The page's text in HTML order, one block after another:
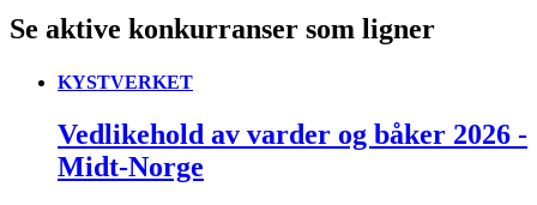
Se aktive konkurranser som ligner
KYSTVERKET
Vedlikehold av varder og båker 2026 -
Midt-Norge